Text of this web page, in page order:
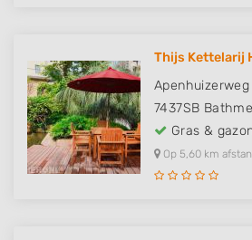
Thijs Kettelarij
Apenhuizerweg
7437SB
Gras &
Op 5,60 km